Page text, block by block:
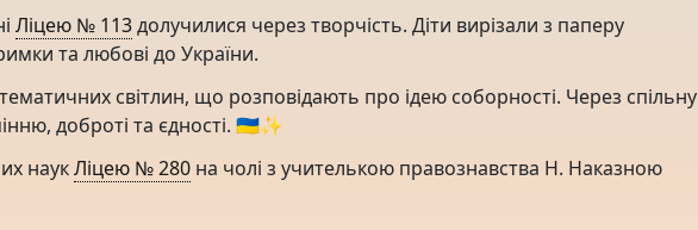
Ліцею № 113долучилися через творчість. Діти вирізали з паперу
та любові до України.
світлин, що розповідають про ідею соборності. Через спільну
доброті та єдності. 🇺🇦✨
наукЛіцею № 280 на чолі з учителькою правознавства Н. Наказною